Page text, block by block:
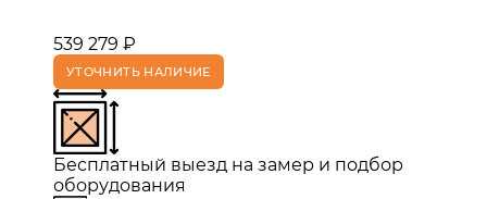
539 279 ₽
УТОЧНИТЬ НАЛИЧИЕ
Бесплатный выезд на замер и подбор
оборудования